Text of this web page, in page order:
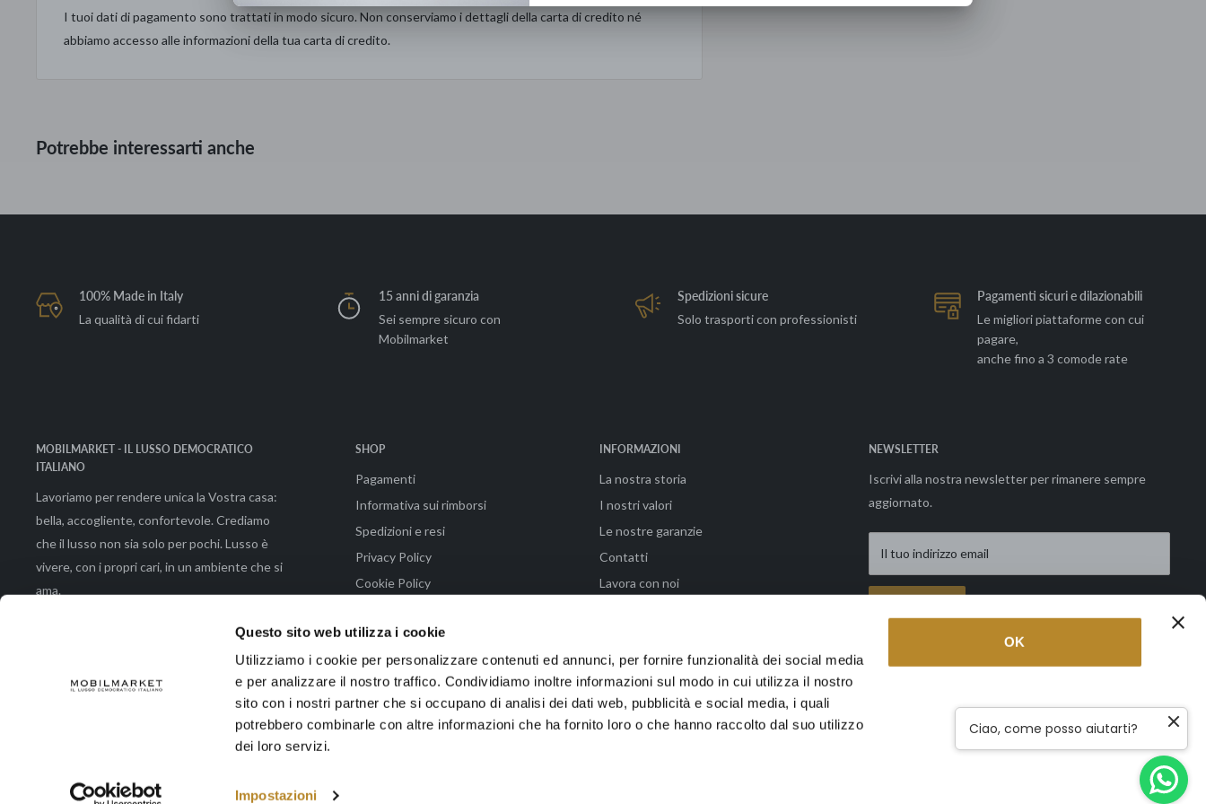
Questo sito web utilizza i cookie
Utilizziamo i cookie per personalizzare contenuti ed annunci, per fornire funzionalità dei social media
e per analizzare il nostro traffico. Condividiamo inoltre informazioni sul modo in cui utilizza il nostro
sito con i nostri partner che si occupano di analisi dei dati web, pubblicità e social media, i quali
potrebbero combinarle con altre informazioni che ha fornito loro o che hanno raccolto dal suo utilizzo
dei loro servizi.
Impostazioni
OK
I tuoi dati di pagamento sono trattati in modo sicuro. Non conserviamo i dettagli della carta di credito né
abbiamo accesso alle informazioni della tua carta di credito.
Potrebbe interessarti anche
100% Made in Italy
La qualità di cui fidarti
15 anni di garanzia
Sei sempre sicuro con
Mobilmarket
Spedizioni sicure
Solo trasporti con professionisti
Pagamenti sicuri e dilazionabili
Le migliori piattaforme con cui
pagare,
anche fino a 3 comode rate
MOBILMARKET - IL LUSSO DEMOCRATICO
ITALIANO
Lavoriamo per rendere unica la Vostra casa:
bella, accogliente, confortevole. Crediamo
che il lusso non sia solo per pochi. Lusso è
vivere, con i propri cari, in un ambiente che si
ama.
SHOP
Pagamenti
Informativa sui rimborsi
Spedizioni e resi
Privacy Policy
Cookie Policy
INFORMAZIONI
La nostra storia
I nostri valori
Le nostre garanzie
Contatti
Lavora con noi
NEWSLETTER
Iscrivi alla nostra newsletter per rimanere sempre
aggiornato.
Il tuo indirizzo email
© 2026 Mobilmarket di Emmeemme Spa |Via Brunetto Latini 48 - 50133 Firenze (FI) | P.IVA 04576990487 | Powered by WAIKA • EMMELAB
Ciao, come posso aiutarti?